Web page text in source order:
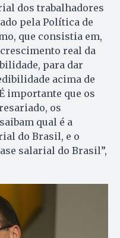
dos trabalhadores
pela Política de
que consistia em,
real da
para dar
acima de
importante que os
os
qual é a
do Brasil, e o
salarial do Brasil”,